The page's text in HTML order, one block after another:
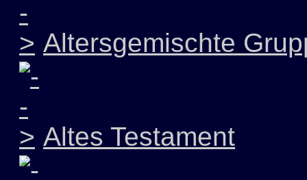
Altersgemischte
Altes Testament